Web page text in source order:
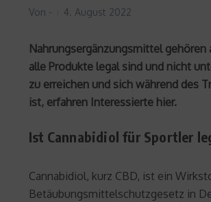
Von - 4. August 2022
Nahrungsergänzungsmittel
alle Produkte legal sind und nicht
zu erreichen und sich während des
ist, erfahren Interessierte hier.
Ist Cannabidiol für Sportler
Cannabidiol, kurz CBD, ist ein
Betäubungsmittelschutzgesetz in